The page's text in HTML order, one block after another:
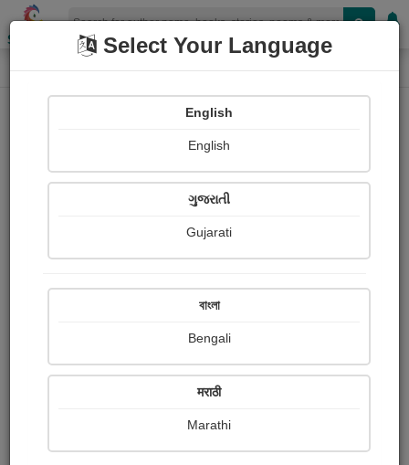
Shopizen
Home Book Details
'એય, હું તને….' એક ખુલ્લો પ્રેમપત્ર Article Winner - 2
shital ruparelia
Select Your Language
English
English
ગુજરાતી
Gujarati
বাংলা
Bengali
मराठी
Marathi